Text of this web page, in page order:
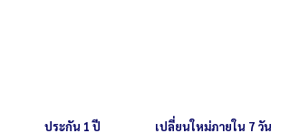
ประกัน 1 ปี เปลี่ยนใหม่ภายใน 7 วัน